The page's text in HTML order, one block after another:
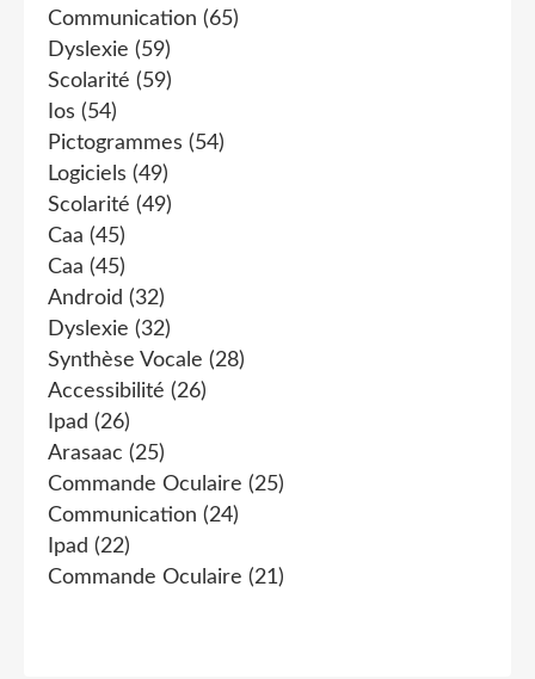
Communication (65)
Dyslexie (59)
Scolarité (59)
Ios (54)
Pictogrammes (54)
Logiciels (49)
Scolarité (49)
Caa (45)
Caa (45)
Android (32)
Dyslexie (32)
Synthèse Vocale (28)
Accessibilité (26)
Ipad (26)
Arasaac (25)
Commande Oculaire (25)
Communication (24)
Ipad (22)
Commande Oculaire (21)